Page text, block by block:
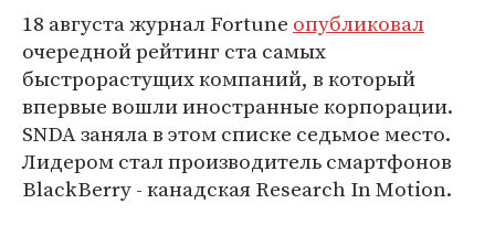
18 августа журнал Fortune опубликовал
очередной рейтинг ста самых
быстрорастущих компаний, в который
впервые вошли иностранные корпорации.
SNDA заняла в этом списке седьмое место.
Лидером стал производитель смартфонов
BlackBerry - канадская Research In Motion.